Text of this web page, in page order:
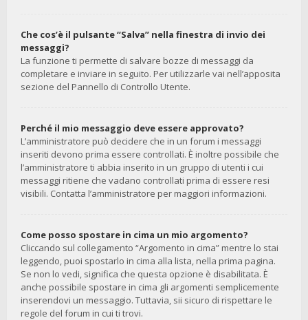
Che cos’è il pulsante “Salva” nella finestra di invio dei
messaggi?
La funzione ti permette di salvare bozze di messaggi da
completare e inviare in seguito. Per utilizzarle vai nell’apposita
sezione del Pannello di Controllo Utente.
Perché il mio messaggio deve essere approvato?
L’amministratore può decidere che in un forum i messaggi
inseriti devono prima essere controllati. È inoltre possibile che
l’amministratore ti abbia inserito in un gruppo di utenti i cui
messaggi ritiene che vadano controllati prima di essere resi
visibili. Contatta l’amministratore per maggiori informazioni.
Come posso spostare in cima un mio argomento?
Cliccando sul collegamento “Argomento in cima” mentre lo stai
leggendo, puoi spostarlo in cima alla lista, nella prima pagina.
Se non lo vedi, significa che questa opzione è disabilitata. È
anche possibile spostare in cima gli argomenti semplicemente
inserendovi un messaggio. Tuttavia, sii sicuro di rispettare le
regole del forum in cui ti trovi.